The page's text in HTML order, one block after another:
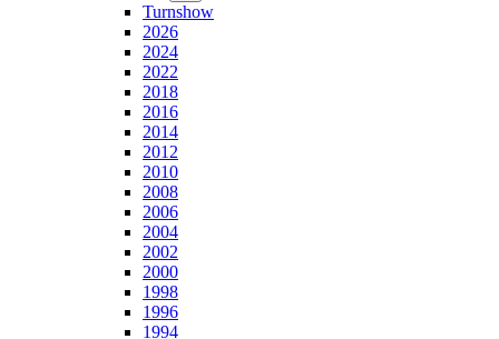
Turnshow
2026
2024
2022
2018
2016
2014
2012
2010
2008
2006
2004
2002
2000
1998
1996
1994